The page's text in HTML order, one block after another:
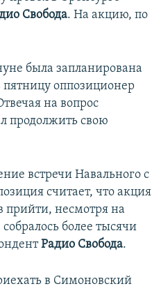
Свобода. На акцию, по
была запланирована
оппозиционер
на вопрос
продолжить свою
встречи Навального с
считает, что акция
прийти, несмотря на
более тысячи
Радио Свобода.
в Симоновский